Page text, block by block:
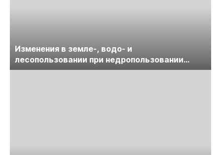
Изменения в земле-, водо- и
лесопользовании при недропользовании
обсудят на семинаре «ПравоТЭК»